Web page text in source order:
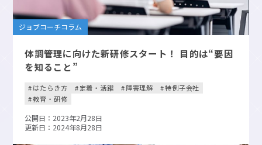
ジョブコーチコラム
体調管理に向けた新研修スタート！ 目的は“要因
を知ること”
はたらき方 定着・活躍 障害理解
特例子会社
教育・研修
公開日：2023年2月28日
更新日：2024年8月28日